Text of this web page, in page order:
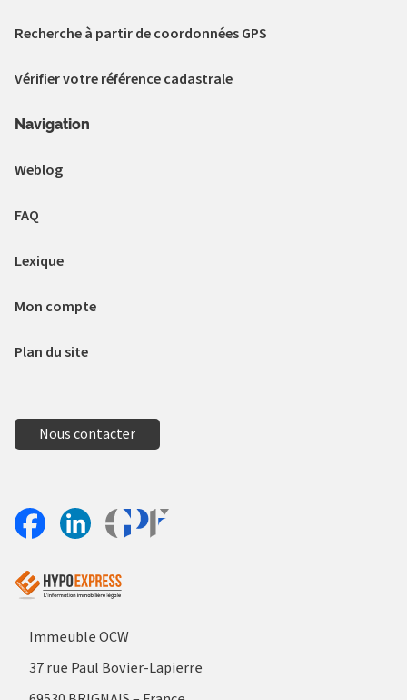
Recherche à partir de coordonnées GPS
Vérifier votre référence cadastrale
Navigation
Weblog
FAQ
Lexique
Mon compte
Plan du site
Nous contacter
Immeuble OCW
37 rue Paul Bovier-Lapierre